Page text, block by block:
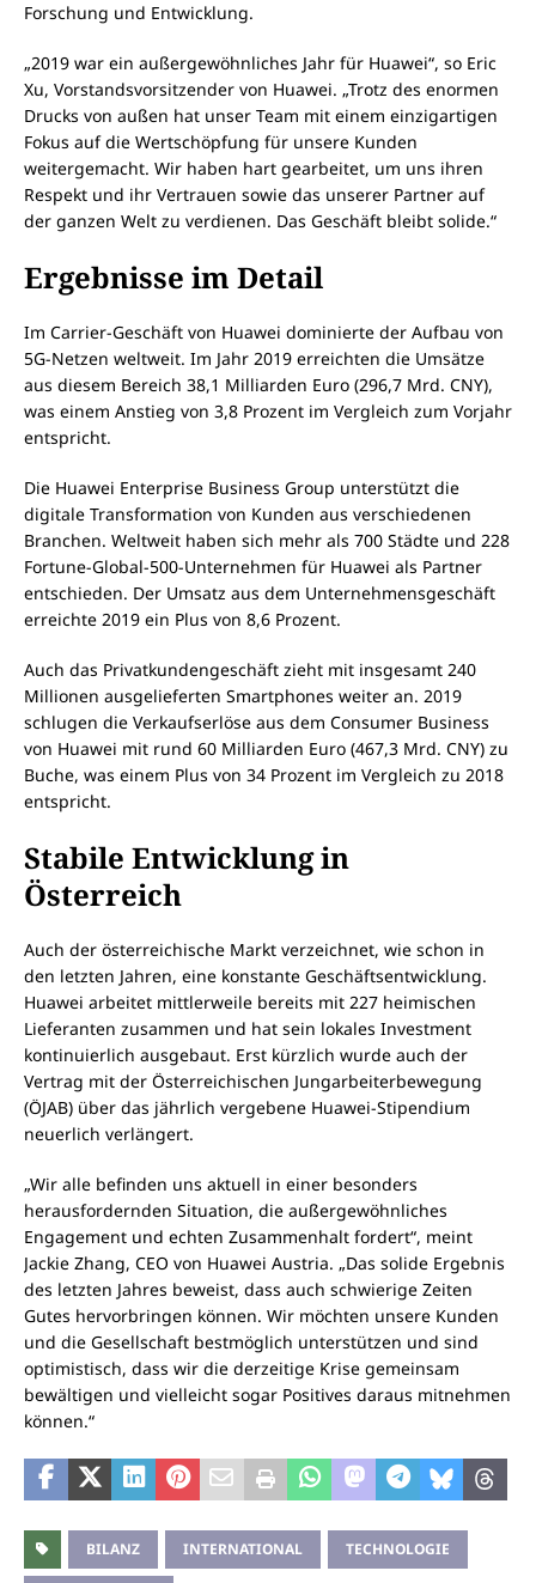
Forschung und Entwicklung.
„2019 war ein außergewöhnliches Jahr für Huawei“, so Eric
Xu, Vorstandsvorsitzender von Huawei. „Trotz des enormen
Drucks von außen hat unser Team mit einem einzigartigen
Fokus auf die Wertschöpfung für unsere Kunden
weitergemacht. Wir haben hart gearbeitet, um uns ihren
Respekt und ihr Vertrauen sowie das unserer Partner auf
der ganzen Welt zu verdienen. Das Geschäft bleibt solide.“
Ergebnisse im Detail
Im Carrier-Geschäft von Huawei dominierte der Aufbau von
5G-Netzen weltweit. Im Jahr 2019 erreichten die Umsätze
aus diesem Bereich 38,1 Milliarden Euro (296,7 Mrd. CNY),
was einem Anstieg von 3,8 Prozent im Vergleich zum Vorjahr
entspricht.
Die Huawei Enterprise Business Group unterstützt die
digitale Transformation von Kunden aus verschiedenen
Branchen. Weltweit haben sich mehr als 700 Städte und 228
Fortune-Global-500-Unternehmen für Huawei als Partner
entschieden. Der Umsatz aus dem Unternehmensgeschäft
erreichte 2019 ein Plus von 8,6 Prozent.
Auch das Privatkundengeschäft zieht mit insgesamt 240
Millionen ausgelieferten Smartphones weiter an. 2019
schlugen die Verkaufserlöse aus dem Consumer Business
von Huawei mit rund 60 Milliarden Euro (467,3 Mrd. CNY) zu
Buche, was einem Plus von 34 Prozent im Vergleich zu 2018
entspricht.
Stabile Entwicklung in
Österreich
Auch der österreichische Markt verzeichnet, wie schon in
den letzten Jahren, eine konstante Geschäftsentwicklung.
Huawei arbeitet mittlerweile bereits mit 227 heimischen
Lieferanten zusammen und hat sein lokales Investment
kontinuierlich ausgebaut. Erst kürzlich wurde auch der
Vertrag mit der Österreichischen Jungarbeiterbewegung
(ÖJAB) über das jährlich vergebene Huawei-Stipendium
neuerlich verlängert.
„Wir alle befinden uns aktuell in einer besonders
herausfordernden Situation, die außergewöhnliches
Engagement und echten Zusammenhalt fordert“, meint
Jackie Zhang, CEO von Huawei Austria. „Das solide Ergebnis
des letzten Jahres beweist, dass auch schwierige Zeiten
Gutes hervorbringen können. Wir möchten unsere Kunden
und die Gesellschaft bestmöglich unterstützen und sind
optimistisch, dass wir die derzeitige Krise gemeinsam
bewältigen und vielleicht sogar Positives daraus mitnehmen
können.“
BILANZ INTERNATIONAL TECHNOLOGIE